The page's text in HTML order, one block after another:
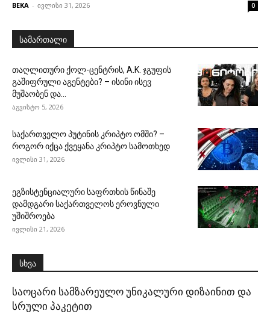
BEKA - ივლისი 31, 2026 0
სამართალი
თაღლითური ქოლ-ცენტრის, A.K. ჯგუფის
გაშიფრული აგენტები? – ისინი ისევ
მუშაობენ და...
აგვისტო 5, 2026
საქართველო პუტინის კრიპტო ომში? –
როგორ იქცა ქვეყანა კრიპტო სამოთხედ
ივლისი 31, 2026
ეგზისტენციალური საფრთხის წინაშე
დამდგარი საქართველოს ეროვნული
უშიშროება
ივლისი 21, 2026
სხვა
საოცარი სამზარეულო უნიკალური დიზაინით და
სრული პაკეტით